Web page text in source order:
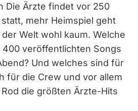
Die Ärzte findet vor 250
mehr Heimspiel geht
Welt wohl kaum. Welche
veröffentlichten Songs
Und welches sind für
für die Crew und vor allem
die größten Ärzte-Hits